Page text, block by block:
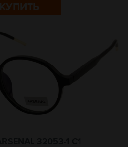
КУПИТЬ